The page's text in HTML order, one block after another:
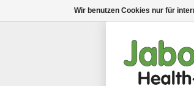
Wir benutzen Cookies nur für